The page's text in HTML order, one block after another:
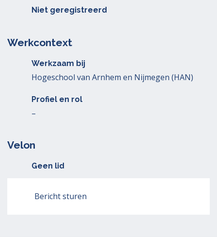
Niet geregistreerd
Werkcontext
Werkzaam bij
Hogeschool van Arnhem en Nijmegen (HAN)
Profiel en rol
–
Velon
Geen lid
Bericht sturen